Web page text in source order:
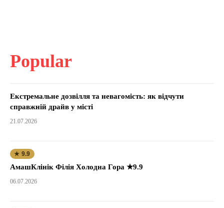
Popular
Екстремальне дозвілля та невагомість: як відчути
справжній драйв у місті
21.07.2026
★ 9.9
АмашКлінік Філія Холодна Гора ★9.9
06.07.2026